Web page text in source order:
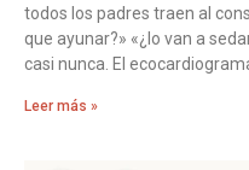
todos los padres traen al
que ayunar?» «¿lo van a
casi nunca. El
Leer más »